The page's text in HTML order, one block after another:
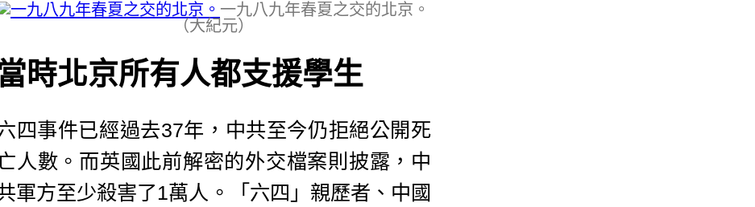
一九八九年春夏之交的北京。
（大紀元）
時北京所有人都支援學生
四事件已經過去37年，中共至今仍拒絕公開死
人數。而英國此前解密的外交檔案則披露，中
軍方至少殺害了1萬人。「六四」親歷者、中國